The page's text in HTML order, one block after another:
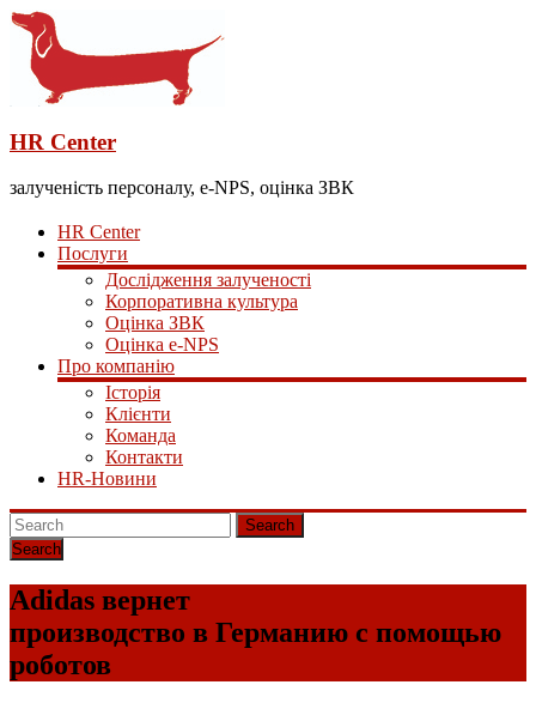
HR Center
залученість персоналу, e-NPS, оцінка ЗВК
HR Center
Послуги
Дослідження залученості
Корпоративна культура
Оцінка ЗВК
Оцінка e-NPS
Про компанію
Історія
Клієнти
Команда
Контакти
HR-Новини
Search
Adidas вернет
производство в Германию с помощью
роботов